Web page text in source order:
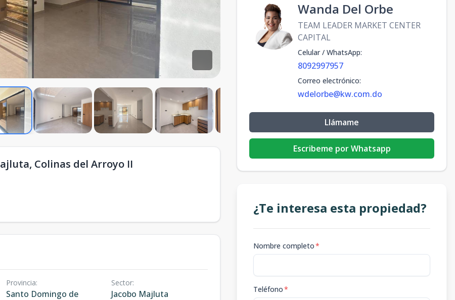
Colinas del Arroyo II
Provincia:
Santo Domingo de
Sector:
Jacobo Majluta
Wanda Del Orbe
TEAM LEADER MARKET CENTER
CAPITAL
Celular / WhatsApp:
8092997957
Correo electrónico:
wdelorbe@kw.com.do
Llámame
Escribeme por Whatsapp
¿Te interesa esta propiedad?
Nombre completo*
Teléfono*